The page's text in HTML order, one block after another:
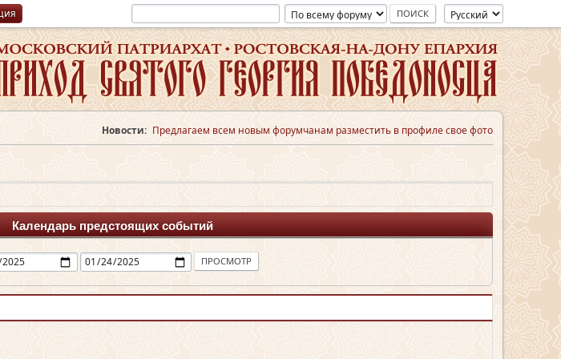
Новости: Предлагаем всем новым форумчанам разместить в профиле свое фото
Календарь предстоящих событий